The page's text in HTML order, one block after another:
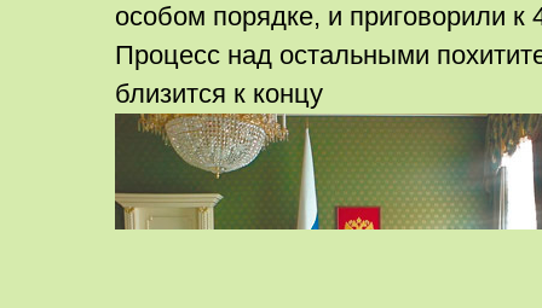
особом порядке, и приговорили к
Процесс над остальными
близится к концу